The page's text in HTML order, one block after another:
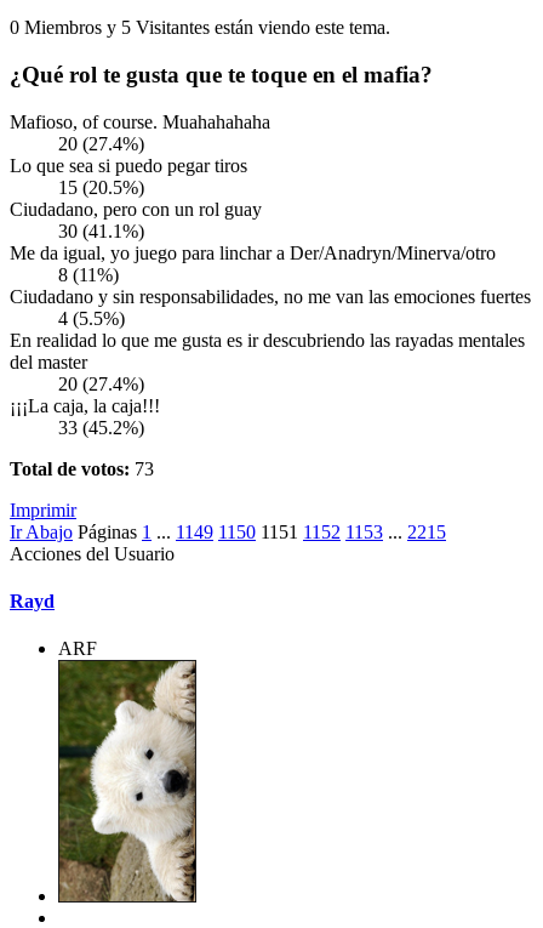
0 Miembros y 5 Visitantes están viendo este tema.
¿Qué rol te gusta que te toque en el mafia?
Mafioso, of course. Muahahahaha
20 (27.4%)
Lo que sea si puedo pegar tiros
15 (20.5%)
Ciudadano, pero con un rol guay
30 (41.1%)
Me da igual, yo juego para linchar a Der/Anadryn/Minerva/otro
8 (11%)
Ciudadano y sin responsabilidades, no me van las emociones fuertes
4 (5.5%)
En realidad lo que me gusta es ir descubriendo las rayadas mentales
del master
20 (27.4%)
¡¡¡La caja, la caja!!!
33 (45.2%)
Total de votos: 73
Imprimir
Ir Abajo Páginas 1 ... 1149 1150 1151 1152 1153 ... 2215
Acciones del Usuario
Rayd
ARF